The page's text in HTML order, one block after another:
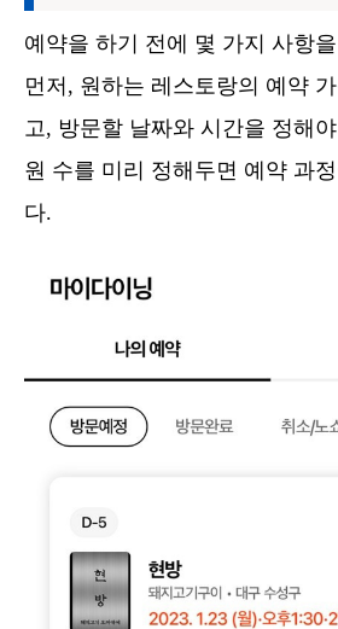
예약을 하기 전에 몇 가지 사항
먼저, 원하는 레스토랑의 예약
고, 방문할 날짜와 시간을 정해
원 수를 미리 정해두면 예약 과
다.